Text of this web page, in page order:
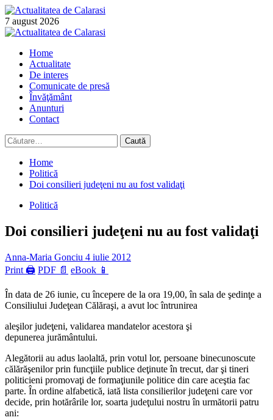
Skip
to
content
7 august 2026
Primary
Home
Actualitate
De interes
Comunicate de presă
Învăţământ
Anunturi
Contact
Caută
după:
Home
Politică
Doi consilieri judeţeni nu au fost validaţi
Politică
Doi consilieri judeţeni nu au fost validaţi
Anna-Maria Gonciu 4 iulie 2012
Print 🖨 PDF 📄 eBook 📱
În data de 26 iunie, cu începere de la ora 19,00, în sala de şedinţe a
Consiliului Judeţean Călăraşi, a avut loc întrunirea
aleşilor judeţeni, validarea mandatelor acestora şi
depunerea jurământului.
Alegătorii au adus laolaltă, prin votul lor, persoane binecunoscute
călărăşenilor prin funcţiile publice deţinute în trecut, dar şi tineri
politicieni promovaţi de formaţiunile politice din care aceştia fac
parte. În ordine alfabetică, iată lista consilierilor judeţeni care vor
decide, prin hotărârile lor, soarta judeţului nostru în următorii patru
ani: